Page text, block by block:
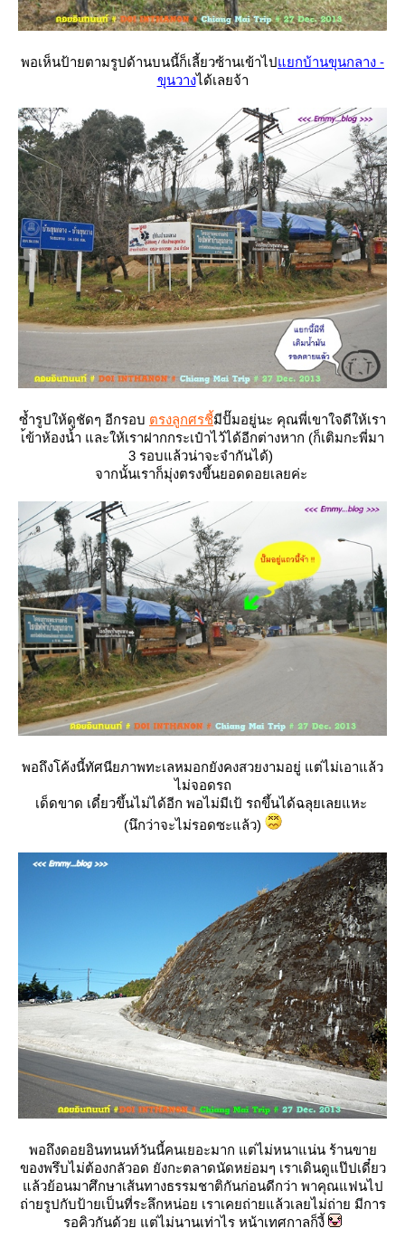
พอเห็นป้ายตามรูปด้านบนนี้ก็เลี้ยวซ้านเข้าไปกบ้านขุนกลาง -
ขุนวางได้เลยจ้า
ซ้ำรูปให้ดูชัดๆ อีกรอบ ตรงลูกศรชี้มีปั๊มอยู่นะ คุณพี่เขาใจดีให้เรา
เ้ข้าห้องน้ำ และให้เราฝากกระเป๋าไว้ได้อีกต่างหาก (ก็เติมกะพี่มา
3 รอบแล้วน่าจะจำกันได้)
จากนั้นเราก็มุ่งตรงขึ้นยอดดอยเลยค่ะ
พอถึงโค้งนี้ทัศนียภาพทะเลหมอกยังคงสวยงามอยู่ แต่ไม่เอาแล้ว
ไม่จอดรถ
เด็ดขาด เดี๋ยวขึ้นไม่ได้อีก พอไม่มีเป้ รถขึ้นได้ฉลุยเลยแหะ
(นึกว่าจะไม่รอดซะแล้ว)
พอถึงดอยอินทนนท์วันนี้คนเยอะมาก แต่ไม่หนาแน่น ร้านขา
ของพรึบไม่ต้องกลัวอด ยังกะตลาดนัดหย่อมๆ เราเดินดูแป๊ปเดี๋ยว
ล้วย้อนมาศึกษาเส้นทางธรรมชาติกันก่อนดีกว่า พาคุณแฟนไป
ถ่ายรูปกับป้ายเป็นที่ระลึกหน่อย เราเคยถ่ายแล้วเลยไม่ถ่าย มีการ
รอคิวกันด้วย แต่ไม่นานเท่าไร หน้าเทศกาลก็งี้